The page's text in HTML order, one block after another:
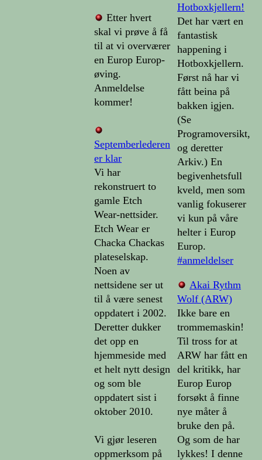
Etter hvert
skal vi prøve å få
til at vi overværer
en Europ Europ-
øving.
Anmeldelse
kommer!
Septemberlederen
er klar
Vi har
rekonstruert to
gamle Etch
Wear-nettsider.
Etch Wear er
Chacka Chackas
plateselskap.
Noen av
nettsidene ser ut
til å være senest
oppdatert i 2002.
Deretter dukker
det opp en
hjemmeside med
et helt nytt design
og som ble
oppdatert sist i
oktober 2010.
Vi gjør leseren
oppmerksom på
Hotboxkjellern!
Det har vært en
fantastisk
happening i
Hotboxkjellern.
Først nå har vi
fått beina på
bakken igjen.
(Se
Programoversikt,
og deretter
Arkiv.) En
begivenhetsfull
kveld, men som
vanlig fokuserer
vi kun på våre
helter i Europ
Europ.
#anmeldelser
Akai Rythm
Wolf (ARW)
Ikke bare en
trommemaskin!
Til tross for at
ARW har fått en
del kritikk, har
Europ Europ
forsøkt å finne
nye måter å
bruke den på.
Og som de har
lykkes! I denne